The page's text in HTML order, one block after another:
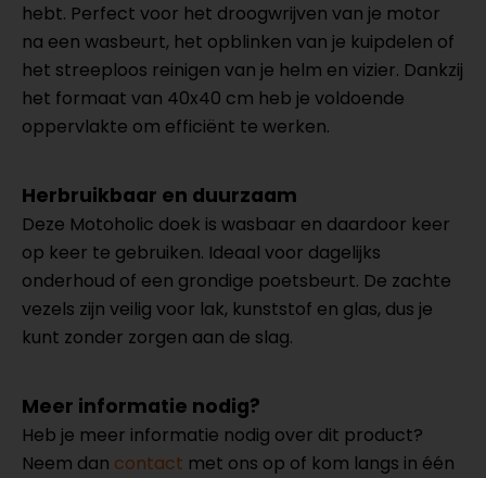
hebt. Perfect voor het droogwrijven van je motor
na een wasbeurt, het opblinken van je kuipdelen of
het streeploos reinigen van je helm en vizier. Dankzij
het formaat van 40x40 cm heb je voldoende
oppervlakte om efficiënt te werken.
Herbruikbaar en duurzaam
Deze Motoholic doek is wasbaar en daardoor keer
op keer te gebruiken. Ideaal voor dagelijks
onderhoud of een grondige poetsbeurt. De zachte
vezels zijn veilig voor lak, kunststof en glas, dus je
kunt zonder zorgen aan de slag.
Meer informatie nodig?
Heb je meer informatie nodig over dit product?
Neem dan contact met ons op of kom langs in één